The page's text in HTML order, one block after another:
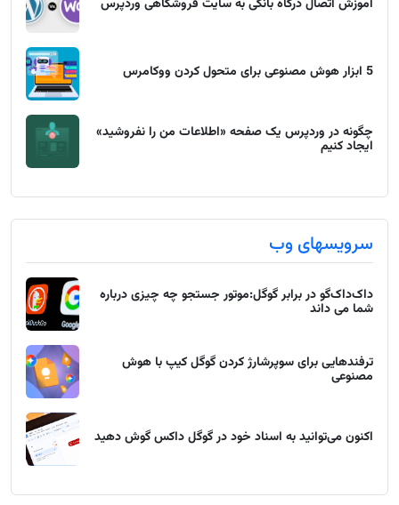
آموزش اتصال درگاه بانکی به سایت فروشگاهی وردپرس
5 ابزار هوش مصنوعی برای متحول کردن ووکامرس
چگونه در وردپرس یک صفحه «اطلاعات من را نفروشید»
ایجاد کنیم
سرویسهای وب
داک‌داک‌گو در برابر گوگل:موتور جستجو چه چیزی درباره
شما می داند
ترفندهایی برای سوپرشارژ کردن گوگل کیپ با هوش
مصنوعی
اکنون می‌توانید به اسناد خود در گوگل داکس گوش دهید